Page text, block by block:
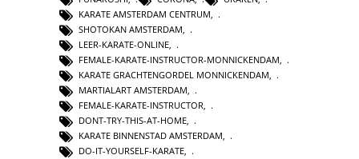
KARATE AMSTERDAM CENTRUM
SHOTOKAN AMSTERDAM
LEER-KARATE-ONLINE
FEMALE-KARATE-INSTRUCTOR-MONNICKENDAM
KARATE GRACHTENGORDEL MONNICKENDAM
MARTIALART AMSTERDAM
FEMALE-KARATE-INSTRUCTOR,
DONT-TRY-THIS-AT-HOME,
KARATE BINNENSTAD AMSTERDAM,
DO-IT-YOURSELF-KARATE,